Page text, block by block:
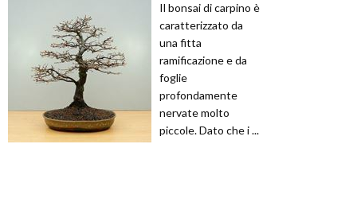
Il bonsai di carpino è
caratterizzato da
una fitta
ramificazione e da
foglie
profondamente
nervate molto
piccole. Dato che i ...